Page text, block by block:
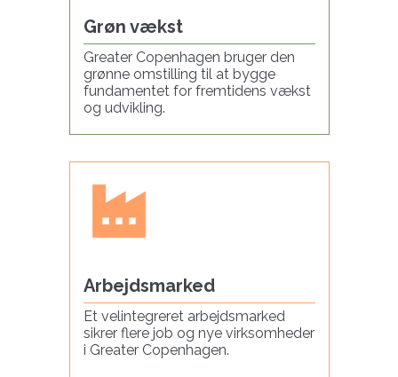
Grøn vækst
Greater Copenhagen bruger den
grønne omstilling til at bygge
fundamentet for fremtidens vækst
og udvikling.
Arbejdsmarked
Et velintegreret arbejdsmarked
sikrer flere job og nye virksomheder
i Greater Copenhagen.